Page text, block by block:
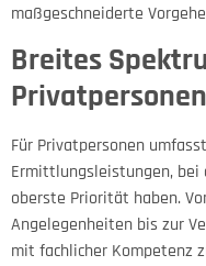
maßgeschneiderte
Breites
Privatpersonen
Für Privatpersonen
Ermittlungsleistungen,
oberste Priorität haben.
Angelegenheiten bis zur
mit fachlicher Kompetenz